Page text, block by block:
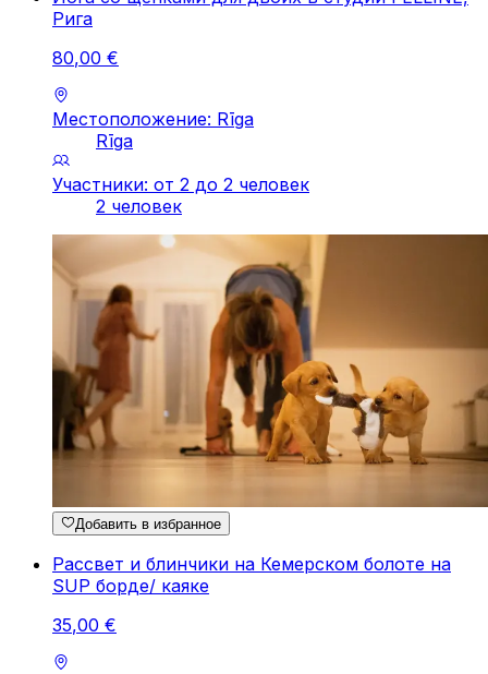
Рига
80,00 €
Местоположение: Rīga
Rīga
Участники: от 2 до 2 человек
2 человек
Добавить в избранное
Рассвет и блинчики на Кемерском болоте на
SUP борде/ каяке
35,00 €